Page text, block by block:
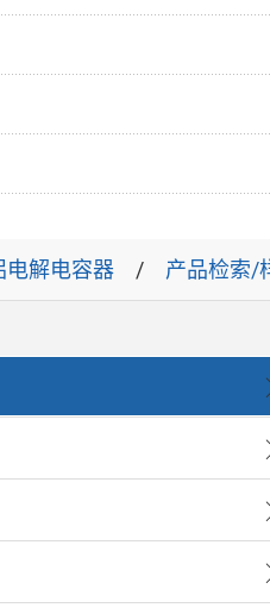
电解电容器 产品检索/